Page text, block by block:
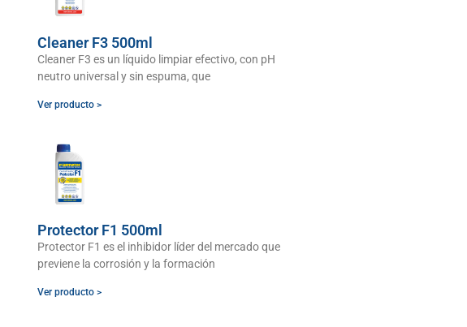
Cleaner F3 500ml
Cleaner F3 es un líquido limpiar efectivo, con pH
neutro universal y sin espuma, que
Ver producto >
Protector F1 500ml
Protector F1 es el inhibidor líder del mercado que
previene la corrosión y la formación
Ver producto >